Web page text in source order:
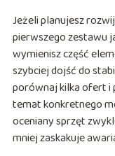
Jeżeli planujesz
pierwszego zestawu
wymienisz część
szybciej dojść do
porównaj kilka ofert i
temat konkretnego
oceniany sprzęt
mniej zaskakuje